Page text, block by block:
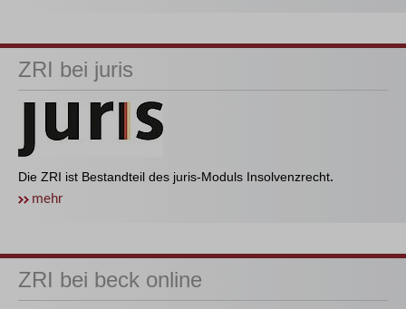
ZRI bei juris
Die ZRI ist Bestandteil des juris-Moduls Insolvenzrecht.
mehr
ZRI bei beck online